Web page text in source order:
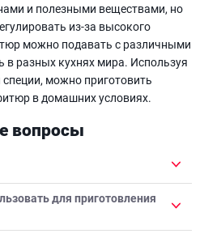
и полезными веществами, но
из-за высокого
можно подавать с различными
в разных кухнях мира. Используя
можно приготовить
в домашних условиях.
вопросы
для приготовления